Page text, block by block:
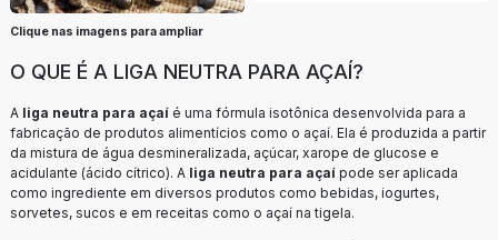
Clique nas imagens para ampliar
O QUE É A LIGA NEUTRA PARA AÇAÍ?
A liga neutra para açaí é uma fórmula isotônica desenvolvida para a
fabricação de produtos alimentícios como o açaí. Ela é produzida a partir
da mistura de água desmineralizada, açúcar, xarope de glucose e
acidulante (ácido cítrico). A liga neutra para açaí pode ser aplicada
como ingrediente em diversos produtos como bebidas, iogurtes,
sorvetes, sucos e em receitas como o açaí na tigela.